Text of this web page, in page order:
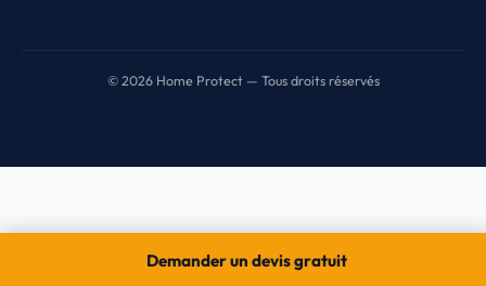
© 2026 Home Protect — Tous droits réservés
Demander un devis gratuit